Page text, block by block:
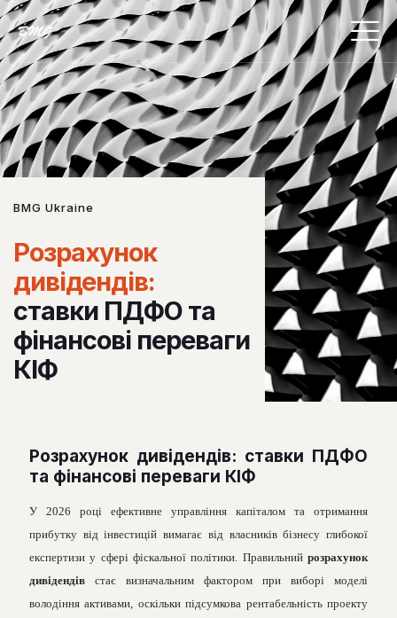
BMG Ukraine
Розрахунок
дивідендів:
ставки ПДФО та
фінансові переваги
КІФ
Розрахунок дивідендів: ставки ПДФО
та фінансові переваги КІФ
У 2026 році ефективне управління капіталом та отримання
прибутку від інвестицій вимагає від власників бізнесу глибокої
експертизи у сфері фіскальної політики. Правильний розрахунок
дивідендів стає визначальним фактором при виборі моделі
володіння активами, оскільки підсумкова рентабельність проекту